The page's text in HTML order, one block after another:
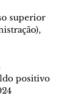
superior
positivo